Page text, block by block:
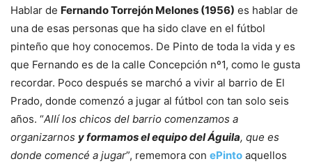
Hablar de Fernando Torrejón Melones (1956) es hablar de
una de esas personas que ha sido clave en el fútbol
pinteño que hoy conocemos. De Pinto de toda la vida y es
que Fernando es de la calle Concepción nº1, como le gusta
recordar. Poco después se marchó a vivir al barrio de El
Prado, donde comenzó a jugar al fútbol con tan solo seis
años. “Allí los chicos del barrio comenzamos a
organizarnos y formamos el equipo del Águila, que es
donde comencé a jugar”, rememora con ePinto aquellos